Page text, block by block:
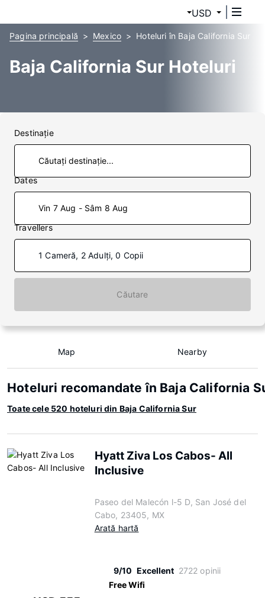
USD
Pagina principală Mexico Hoteluri în Baja California Sur
Baja California Sur Hoteluri
Destinaţie
Dates
Vin 7 Aug - Sâm 8 Aug
Travellers
1 Cameră, 2 Adulți, 0 Copii
Căutare
Map Nearby
Hoteluri recomandate în Baja California
Toate cele 520 hoteluri din Baja California Sur
Hyatt Ziva Los Cabos- All
Inclusive
Paseo del Malecón l-5 D, San José del
Cabo, 23405, MX
Arată hartă
9/10 Excellent 2722 opinii
Free Wifi